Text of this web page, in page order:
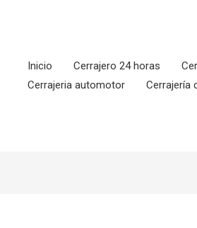
Inicio
Cerrajero 24 horas
Cerrajeria automotor
Cerrajería